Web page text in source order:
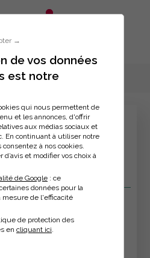
→
de vos données
est notre
qui nous permettent de
et les annonces, d'offrir
aux médias sociaux et
En continuant à utiliser notre
à nos cookies.
et modifier vos choix à
de Google : ce
données pour la
mesure de l'efficacité
de protection des
en cliquant ici
la formation
REGIME DE
DES
situation